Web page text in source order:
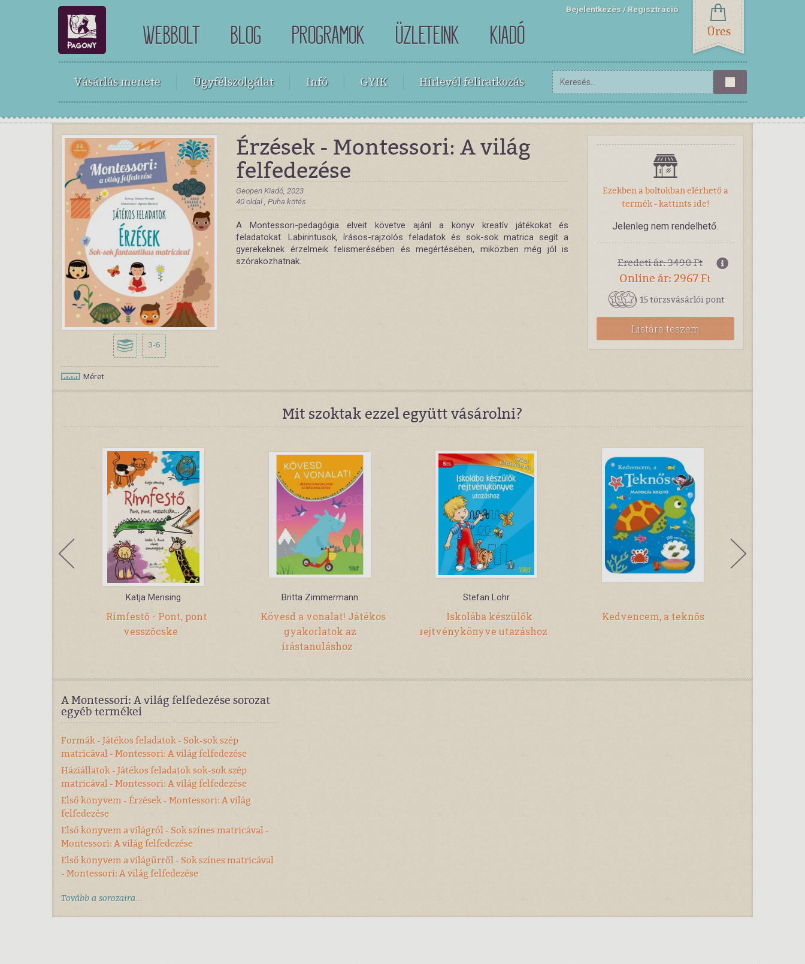
WEBBOLT BLOG PROGRAMOK ÜZLETEINK KIADÓ
Bejelentkezés Regisztráció
Üres
Vásárlás menete Ügyfélszolgálat Infó GYIK Hírlevél feliratkozás
3-6
Méret
Érzések - Montessori: A világ
felfedezése
Geopen Kiadó, 2023
40 oldal , Puha kötés
A Montessori-pedagógia elveit követve ajánl a könyv kreatív játékokat és
feladatokat. Labirintusok, írásos-rajzolós feladatok és sok-sok matrica segít a
gyerekeknek érzelmeik felismerésében és megértésében, miközben még jól is
szórakozhatnak.
Ezekben a boltokban elérhető a
termék - kattints ide!
Jelenleg nem rendelhető.
Eredeti ár: 3490 Ft
Online ár: 2967 Ft
15 törzsvásárlói pont
Listára teszem
Mit szoktak ezzel együtt vásárolni?
Katja Mensing
Rímfestő - Pont, pont
vesszőcske
Britta Zimmermann
Kövesd a vonalat! Játékos
gyakorlatok az
írástanuláshoz
Stefan Lohr
Iskolába készülők
rejtvénykönyve utazáshoz
Kedvencem, a teknős
A Montessori: A világ felfedezése sorozat
egyéb termékei
Formák - Játékos feladatok - Sok-sok szép
matricával - Montessori: A világ felfedezése
Háziállatok - Játékos feladatok sok-sok szép
matricával - Montessori: A világ felfedezése
Első könyvem - Érzések - Montessori: A világ
felfedezése
Első könyvem a világról - Sok színes matricával -
Montessori: A világ felfedezése
Első könyvem a világűrről - Sok színes matricával
- Montessori: A világ felfedezése
Tovább a sorozatra...